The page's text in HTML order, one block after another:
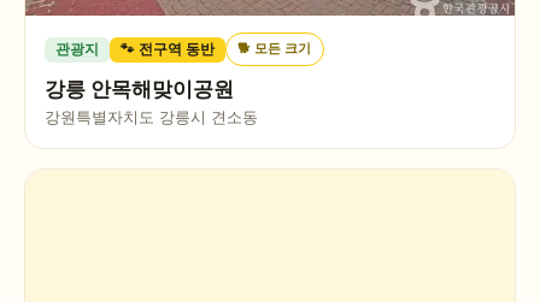
관광지 🐾 전구역 동반 🐕 모든 크기
강릉 안목해맞이공원
강원특별자치도 강릉시 견소동